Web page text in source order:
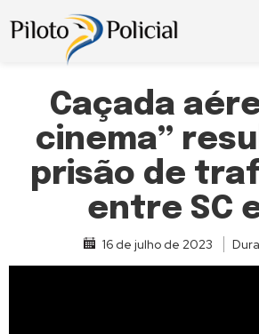
Caçada
cinema”
prisão de
entre SC
16 de julho de 2023